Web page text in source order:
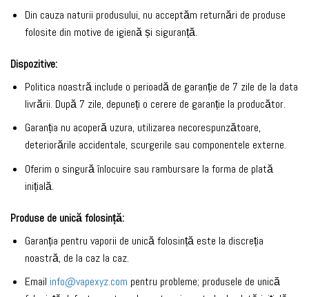
Din cauza naturii produsului, nu acceptăm returnări de produse
folosite din motive de igienă și siguranță.
Dispozitive:
Politica noastră include o perioadă de garanție de 7 zile de la data
livrării. După 7 zile, depuneți o cerere de garanție la producător.
Garanția nu acoperă uzura, utilizarea necorespunzătoare,
deteriorările accidentale, scurgerile sau componentele externe.
Oferim o singură înlocuire sau rambursare la forma de plată
inițială.
Produse de unică folosință:
Garanția pentru vaporii de unică folosință este la discreția
noastră, de la caz la caz.
Email info@vapexyz.com pentru probleme; produsele de unică